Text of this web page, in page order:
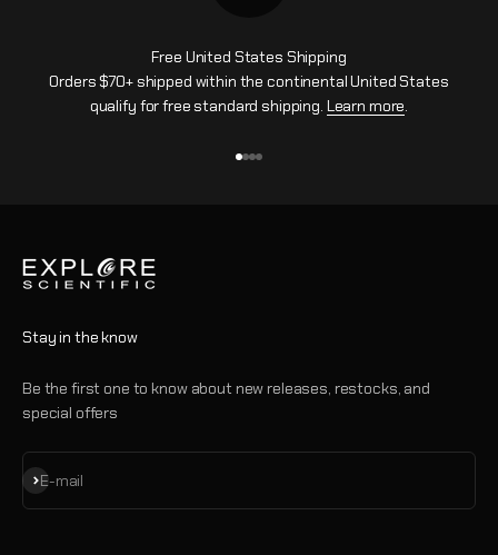
Free United States Shipping
Orders $70+ shipped within the continental United States
qualify for free standard shipping. Learn more.
Stay in the know
Be the first one to know about new releases, restocks, and
special offers
E-mail
S'inscrire